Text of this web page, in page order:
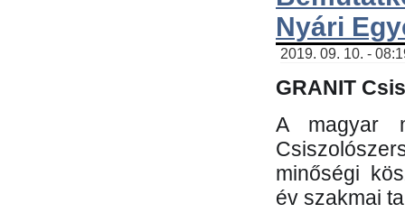
Nyári
2019. 09. 10. -
GRANIT
A magyar
minőségi
év szakmai